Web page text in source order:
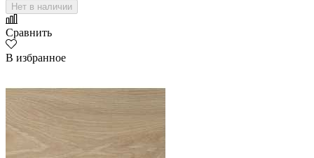
Нет в наличии
Сравнить
В избранное